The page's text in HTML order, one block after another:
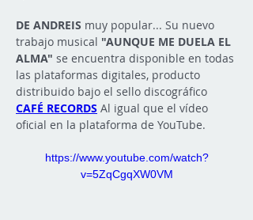
DE ANDREIS muy popular... Su nuevo
trabajo musical "AUNQUE ME DUELA EL
ALMA" se encuentra disponible en todas
las plataformas digitales, producto
distribuido bajo el sello discográfico
CAFÉ RECORDS Al igual que el vídeo
oficial en la plataforma de YouTube.
https://www.youtube.com/watch?
v=5ZqCgqXW0VM